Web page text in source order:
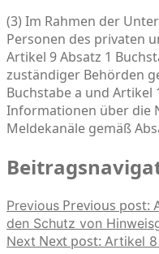
(3) Im Rahmen der
Personen des privaten
Artikel 9 Absatz 1
zuständiger Behörden
Buchstabe a und
Informationen über die
Meldekanäle gemäß
Previous Previous post:
den Schutz von
Next Next post: Artikel